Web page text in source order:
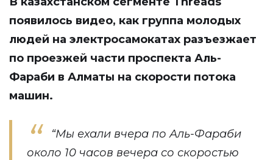
появилось видео, как группа молодых
людей на электросамокатах разъезжает
по проезжей части проспекта Аль-
Фараби в Алматы на скорости потока
машин.
“Мы ехали вчера по Аль-Фараби
около 10 часов вечера со скоростью